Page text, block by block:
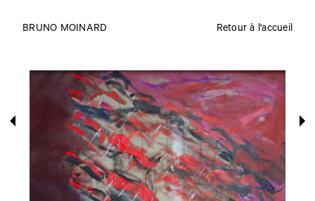
BRUNO MOINARD Retour à l'accueil